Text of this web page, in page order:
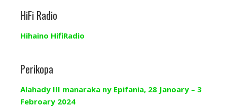
HiFi Radio
Hihaino HifiRadio
Perikopa
Alahady III manaraka ny Epifania, 28 Janoary – 3
Febroary 2024